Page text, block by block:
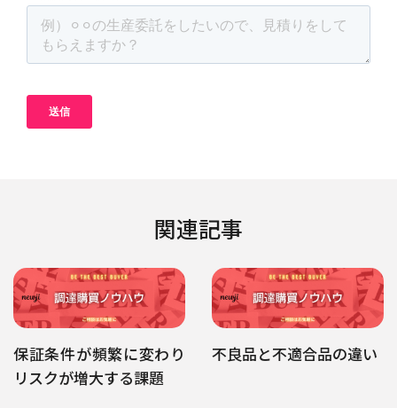
関連記事
保証条件が頻繁に変わり
リスクが増大する課題
不良品と不適合品の違い